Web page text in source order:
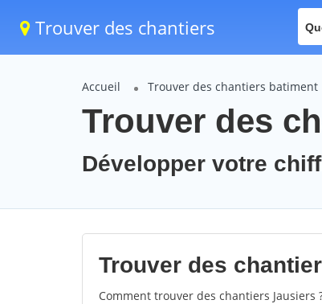
Trouver des chantiers
Accueil Trouver des chantiers batiment
Trouver des
Développer votre
Trouver des
Comment trouver des chantiers